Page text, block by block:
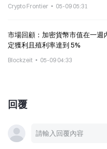
Crypto Frontier 05-09 05:31
市場回顧：加密貨幣市值在一週
定獲利且殖利率達到 5%
Blockzeit 05-09 04:33
回覆